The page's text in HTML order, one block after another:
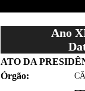
Ano
ATO DA
Órgão: